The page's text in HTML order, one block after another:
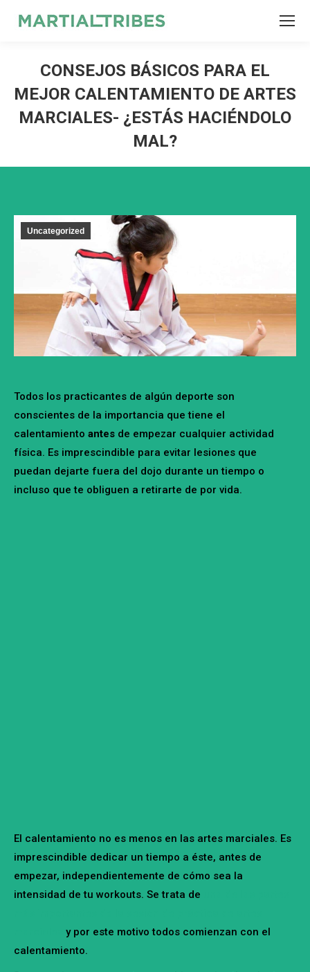
CONSEJOS BÁSICOS PARA EL
MEJOR CALENTAMIENTO DE ARTES
MARCIALES- ¿ESTÁS HACIÉNDOLO
MAL?
Uncategorized
Todos los practicantes de algún deporte son
conscientes de la importancia que tiene el
calentamiento antes de empezar cualquier actividad
física. Es imprescindible para evitar lesiones que
puedan dejarte fuera del dojo durante un tiempo o
incluso que te obliguen a retirarte de por vida.
El calentamiento no es menos en las artes marciales. Es
imprescindible dedicar un tiempo a éste, antes de
empezar, independientemente de cómo sea la
intensidad de tu workouts. Se trata de
y por este motivo todos comienzan con el
calentamiento.